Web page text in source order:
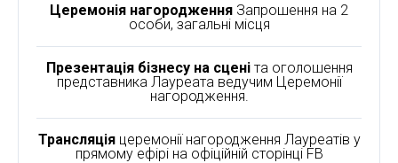
Церемонія нагородження Запрошення на 2
особи, загальні місця
Презентація бізнесу на сцені та оголошення
представника Лауреата ведучим Церемонії
нагородження.
Трансляціяцеремонії нагородження Лауреатів у
прямому ефірі на офіційній сторінці FB